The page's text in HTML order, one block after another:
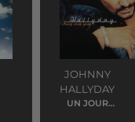
JOHNNY
HALLYDAY
UN JOUR